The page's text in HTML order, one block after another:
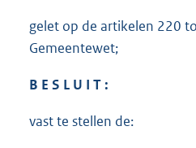
gelet op de artikelen 220
Gemeentewet;
B E S L U I T:
vast te stellen de: